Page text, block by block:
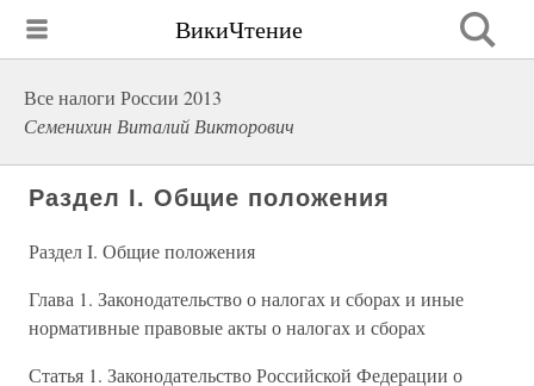
ВикиЧтение
Все налоги России 2013
Семенихин Виталий Викторович
Раздел I. Общие положения
Раздел I. Общие положения
Глава 1. Законодательство о налогах и сборах и иные
нормативные правовые акты о налогах и сборах
Статья 1. Законодательство Российской Федерации о